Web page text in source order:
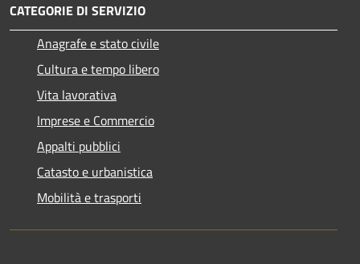
CATEGORIE DI SERVIZIO
Anagrafe e stato civile
Cultura e tempo libero
Vita lavorativa
Imprese e Commercio
Appalti pubblici
Catasto e urbanistica
Mobilità e trasporti